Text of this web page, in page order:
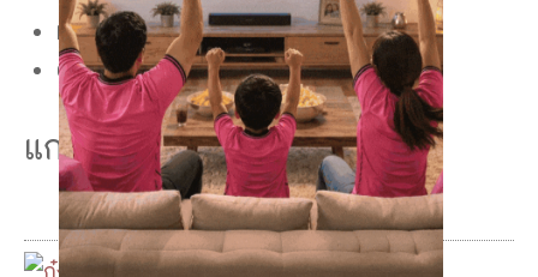
Facebook Page: ก๋งเส้นจันท์
Google Maps: กดที่นี่
แกลลอรี่ – Gallery